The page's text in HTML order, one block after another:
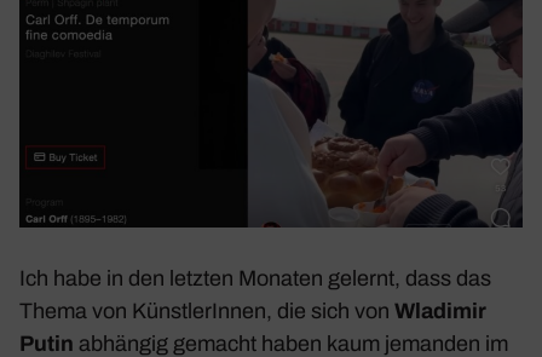
Ich habe in den letzten Monaten gelernt, dass das
Thema von Künst­le­rInnen, die sich von Wladimir
Putin abhängig gemacht haben kaum jemanden im